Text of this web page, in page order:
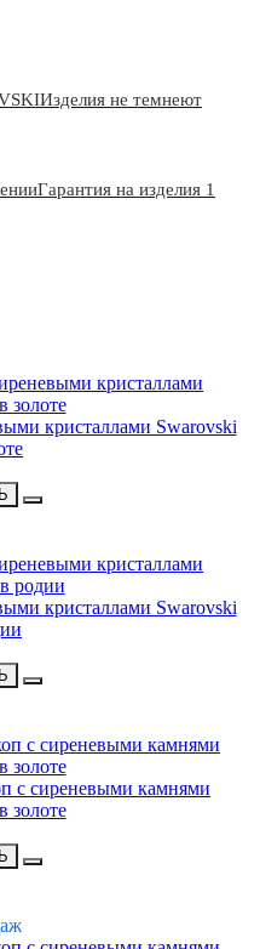
Изделия не темнеют
Гарантия на изделия 1
кристаллами Swarovski
кристаллами Swarovski
с сиреневыми камнями
золоте